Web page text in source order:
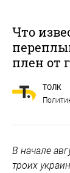
Что
плен от
ТОЛК
В начале
троих